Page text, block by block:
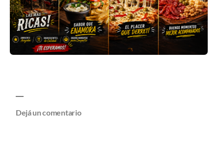
Dejá un comentario